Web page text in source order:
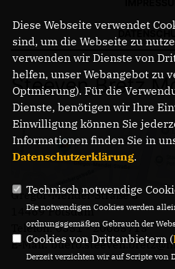
Steeven Bretz
Gregor-Mendel-Straße 3
14469 Potsdam
Telefon: 0331 - 20085713
E-Mail:
Diese Webseite verwendet
sind, um die Webseite zu
verwenden wir Dienste von
helfen, unser Webangebot zu
Optmierung). Für die
Dienste, benötigen wir Ihre
Einwilligung können Sie
Informationen finden Sie in
Datenschutzerklärung.
Technisch notwendige
Die notwendigen Cookies werden
ordnungsgemäßen Gebrauch der
Cookies von Drittanbietern (
Derzeit verzichten wir auf Scripte von